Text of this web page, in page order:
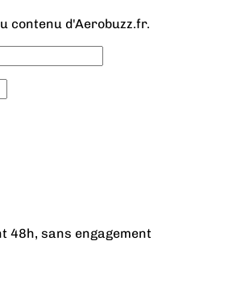
contenu d'Aerobuzz.fr.
48h, sans engagement